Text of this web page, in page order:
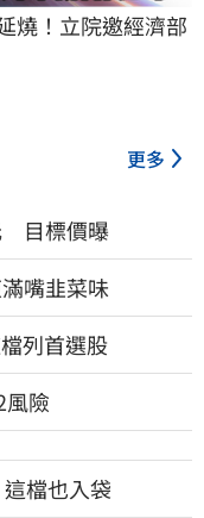
燒！立院邀經濟部
更多
目標價曝
嘴韭菜味
列首選股
險
檔也入袋